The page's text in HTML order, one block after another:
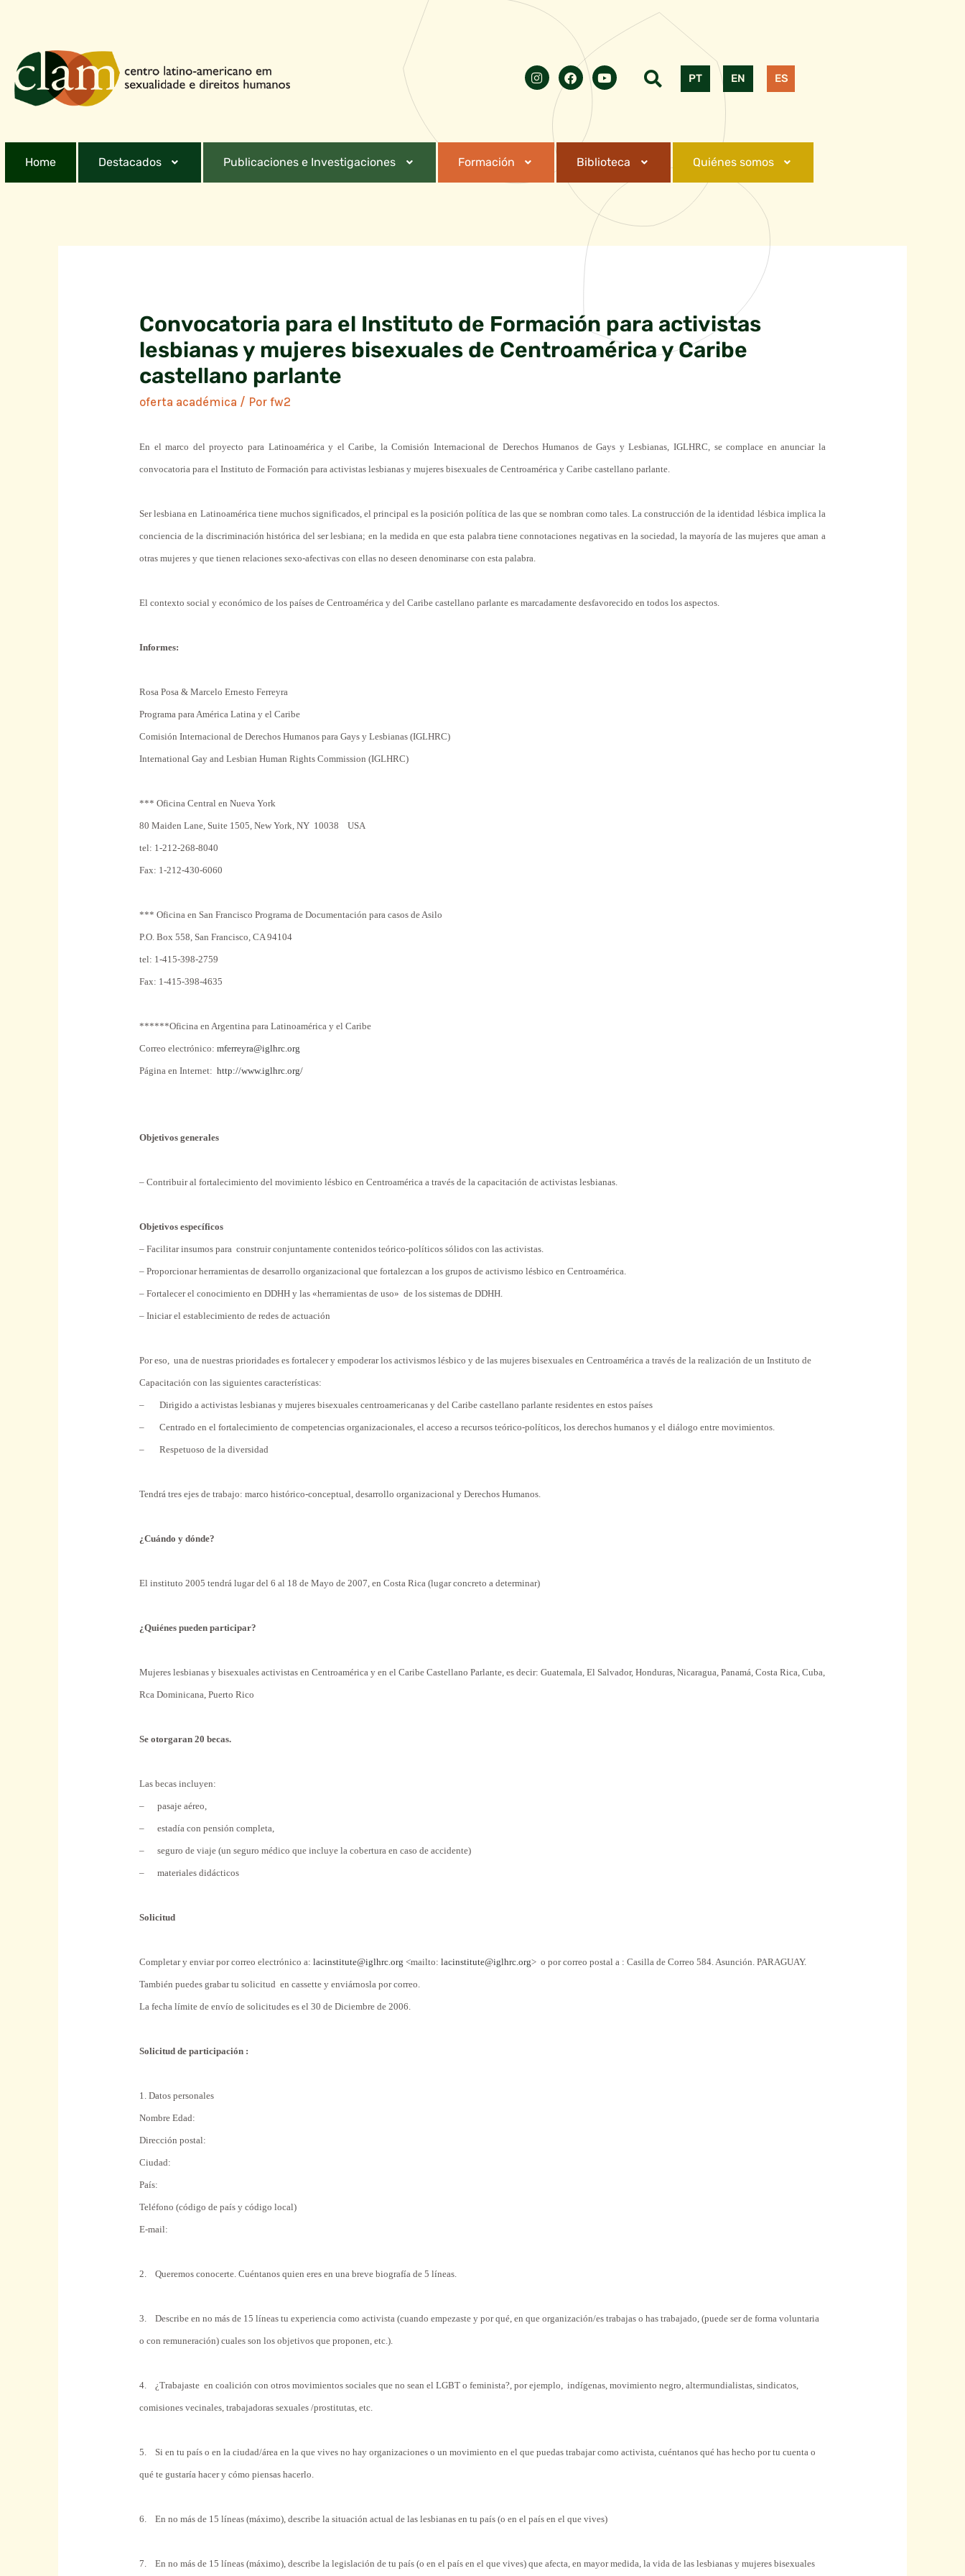
PT EN ES
Home Destacados Publicaciones e Investigaciones Formación Biblioteca Quiénes somos
Convocatoria para el Instituto de Formación para activistas
lesbianas y mujeres bisexuales de Centroamérica y Caribe
castellano parlante
oferta académica / Porfw2
En el marco del proyecto para Latinoamérica y el Caribe, la Comisión Internacional de Derechos Humanos de Gays y Lesbianas, IGLHRC, se complace en anunciar la
convocatoria para el Instituto de Formación para activistas lesbianas y mujeres bisexuales de Centroamérica y Caribe castellano parlante.
Ser lesbiana en Latinoamérica tiene muchos significados, el principal es la posición política de las que se nombran como tales. La construcción de la identidad lésbica implica la
conciencia de la discriminación histórica del ser lesbiana; en la medida en que esta palabra tiene connotaciones negativas en la sociedad, la mayoría de las mujeres que aman a
otras mujeres y que tienen relaciones sexo-afectivas con ellas no deseen denominarse con esta palabra.
El contexto social y económico de los países de Centroamérica y del Caribe castellano parlante es marcadamente desfavorecido en todos los aspectos.
Informes:
Rosa Posa & Marcelo Ernesto Ferreyra
Programa para América Latina y el Caribe
Comisión Internacional de Derechos Humanos para Gays y Lesbianas (IGLHRC)
International Gay and Lesbian Human Rights Commission (IGLHRC)
*** Oficina Central en Nueva York
80 Maiden Lane, Suite 1505, New York, NY 10038 USA
tel: 1-212-268-8040
Fax: 1-212-430-6060
*** Oficina en San Francisco Programa de Documentación para casos de Asilo
P.O. Box 558, San Francisco, CA 94104
tel: 1-415-398-2759
Fax: 1-415-398-4635
******Oficina en Argentina para Latinoamérica y el Caribe
Correo electrónico:mferreyra@iglhrc.org
Página en Internet:http://www.iglhrc.org/
Objetivos generales
– Contribuir al fortalecimiento del movimiento lésbico en Centroamérica a través de la capacitación de activistas lesbianas.
Objetivos específicos
– Facilitar insumos para construir conjuntamente contenidos teórico-políticos sólidos con las activistas.
– Proporcionar herramientas de desarrollo organizacional que fortalezcan a los grupos de activismo lésbico en Centroamérica.
– Fortalecer el conocimiento en DDHH y las «herramientas de uso» de los sistemas de DDHH.
– Iniciar el establecimiento de redes de actuación
Por eso, una de nuestras prioridades es fortalecer y empoderar los activismos lésbico y de las mujeres bisexuales en Centroamérica a través de la realización de un Instituto de
Capacitación con las siguientes características:
– Dirigido a activistas lesbianas y mujeres bisexuales centroamericanas y del Caribe castellano parlante residentes en estos países
– Centrado en el fortalecimiento de competencias organizacionales, el acceso a recursos teórico-políticos, los derechos humanos y el diálogo entre movimientos.
– Respetuoso de la diversidad
Tendrá tres ejes de trabajo: marco histórico-conceptual, desarrollo organizacional y Derechos Humanos.
¿Cuándo y dónde?
El instituto 2005 tendrá lugar del 6 al 18 de Mayo de 2007, en Costa Rica (lugar concreto a determinar)
¿Quiénes pueden participar?
Mujeres lesbianas y bisexuales activistas en Centroamérica y en el Caribe Castellano Parlante, es decir: Guatemala, El Salvador, Honduras, Nicaragua, Panamá, Costa Rica, Cuba,
Rca Dominicana, Puerto Rico
Se otorgaran 20 becas.
Las becas incluyen:
– pasaje aéreo,
– estadía con pensión completa,
– seguro de viaje (un seguro médico que incluye la cobertura en caso de accidente)
– materiales didácticos
Solicitud
Completar y enviar por correo electrónico a:lacinstitute@iglhrc.org <mailto: lacinstitute@iglhrc.org> o por correo postal a : Casilla de Correo 584. Asunción. PARAGUAY.
También puedes grabar tu solicitud en cassette y enviárnosla por correo.
La fecha límite de envío de solicitudes es el 30 de Diciembre de 2006.
Solicitud de participación :
1. Datos personales
Nombre Edad:
Dirección postal:
Ciudad:
País:
Teléfono (código de país y código local)
E-mail:
2. Queremos conocerte. Cuéntanos quien eres en una breve biografía de 5 líneas.
3. Describe en no más de 15 líneas tu experiencia como activista (cuando empezaste y por qué, en que organización/es trabajas o has trabajado, (puede ser de forma voluntaria
o con remuneración) cuales son los objetivos que proponen, etc.).
4. ¿Trabajaste en coalición con otros movimientos sociales que no sean el LGBT o feminista?, por ejemplo, indígenas, movimiento negro, altermundialistas, sindicatos,
comisiones vecinales, trabajadoras sexuales /prostitutas, etc.
5. Si en tu país o en la ciudad/área en la que vives no hay organizaciones o un movimiento en el que puedas trabajar como activista, cuéntanos qué has hecho por tu cuenta o
qué te gustaría hacer y cómo piensas hacerlo.
6. En no más de 15 líneas (máximo), describe la situación actual de las lesbianas en tu país (o en el país en el que vives)
7. En no más de 15 líneas (máximo), describe la legislación de tu país (o en el país en el que vives) que afecta, en mayor medida, la vida de las lesbianas y mujeres bisexuales